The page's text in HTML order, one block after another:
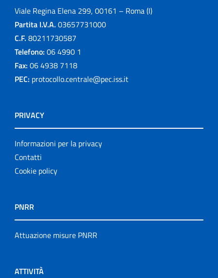
Viale Regina Elena 299, 00161 – Roma (I)
Partita I.V.A. 03657731000
C.F. 80211730587
Telefono: 06 4990 1
Fax: 06 4938 7118
PEC: protocollo.centrale@pec.iss.it
PRIVACY
Informazioni per la privacy
Contatti
Cookie policy
PNRR
Attuazione misure PNRR
ATTIVITÀ